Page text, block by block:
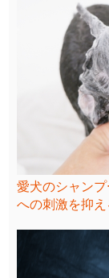
愛犬のシャン
への刺激を抑え